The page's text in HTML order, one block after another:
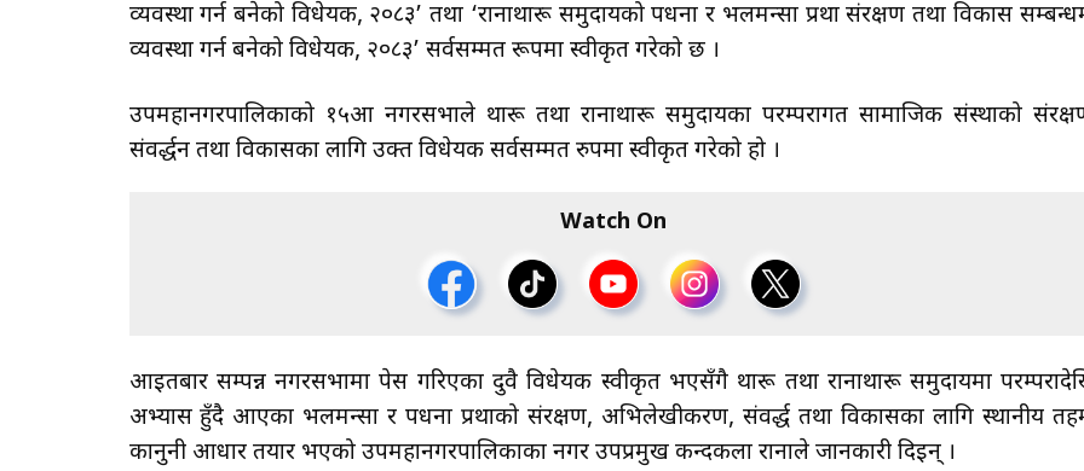
व्यवस्था गर्न बनेको विधेयक, २०८३’ तथा ‘रानाथारू समुदायको पधना र भलमन्सा प्रथा संरक्षण तथा विकास
व्यवस्था गर्न बनेको विधेयक, २०८३’ सर्वसम्मत रूपमा स्वीकृत गरेको छ ।
उपमहानगरपालिकाको १५औँ नगरसभाले थारू तथा रानाथारू समुदायका परम्परागत सामाजिक संस्थाको
संवर्द्धन तथा विकासका लागि उक्त विधेयक सर्वसम्मत रुपमा स्वीकृत गरेको हो ।
Watch On
आइतबार सम्पन्न नगरसभामा पेस गरिएका दुवै विधेयक स्वीकृत भएसँगै थारू तथा रानाथारू समुदायमा
अभ्यास हुँदै आएका भलमन्सा र पधना प्रथाको संरक्षण, अभिलेखीकरण, संवर्द्ध तथा विकासका लागि स्थानीय
कानुनी आधार तयार भएको उपमहानगरपालिकाका नगर उपप्रमुख कन्दकला रानाले जानकारी दिइन् ।